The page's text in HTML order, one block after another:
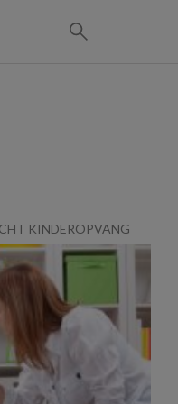
KINDEROPVANG